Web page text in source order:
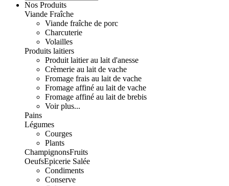
Nos Produits
Viande Fraîche
Viande fraîche de porc
Charcuterie
Volailles
Produits laitiers
Produit laitier au lait d'anesse
Crèmerie au lait de vache
Fromage frais au lait de vache
Fromage affiné au lait de vache
Fromage affiné au lait de brebis
Voir plus...
Pains
Légumes
Courges
Plants
ChampignonsFruits
OeufsEpicerie Salée
Condiments
Conserve